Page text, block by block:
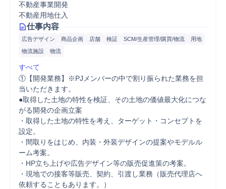
不動産事業開発
不動産用地仕入
仕事内容
広告デザイン 商品企画 店舗 検証 SCM/生産管理/購買/物流
用地
物流施設
物流
すべて
①【開発業務】※PJメンバーの中で割り振られた業務を担
当いただきます。
●取得した土地の特性を検証、その土地の価値最大化につな
がる開発の企画立案
・取得した土地の特性を考え、ターゲット・コンセプトを
設定。
・間取りをはじめ、内装・外装デザインの提案やモデルル
ーム考案。
・HP立ち上げや広告デザイン等の販売促進策の考案。
・現地での接客等販売、契約、引渡し業務（販売代理店へ
依頼することもあります。）